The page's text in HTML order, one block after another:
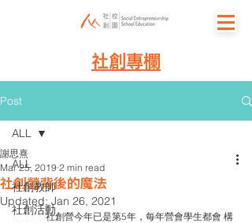
社創專欄
Post
ALL
社創教師
社創活動
ALL
社創營背後的魔法
謝思熹
Mar 25, 2019 2 min read
Updated: Jan 26, 2021
社創營今年已是第5年，每年營會學生都會 構